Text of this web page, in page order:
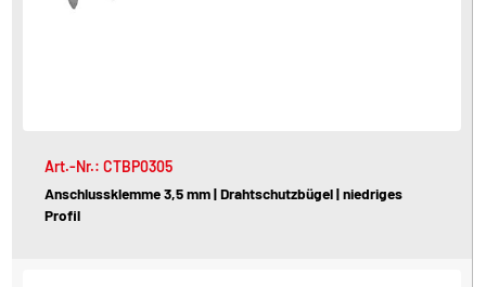
Art.-Nr.: CTBP0305
Anschlussklemme 3,5 mm | Drahtschutzbügel | niedriges
Profil